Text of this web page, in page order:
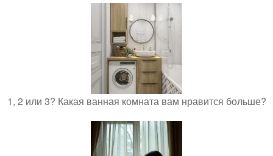
1, 2 или 3? Какая ванная комната вам нравится больше?